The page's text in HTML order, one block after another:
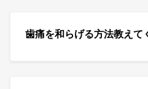
歯痛を和らげる方法教えて